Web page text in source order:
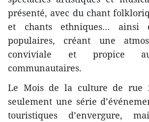
présenté, avec du chant
et chants ethniques… ainsi
populaires, créant une
conviviale et propice
communautaires.
Le Mois de la culture de rue
seulement une série
touristiques d’envergure,